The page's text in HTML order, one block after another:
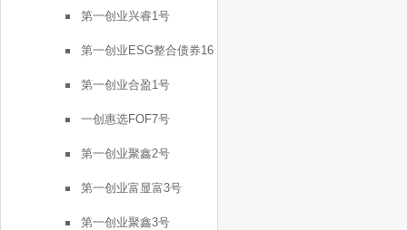
第一创业兴睿1号
第一创业ESG整合债券16
号
第一创业合盈1号
一创惠选FOF7号
第一创业聚鑫2号
第一创业富显富3号
第一创业聚鑫3号